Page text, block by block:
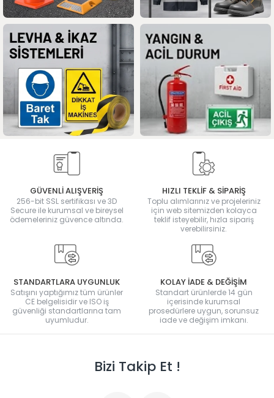
GÜVENLİ ALIŞVERİŞ
256-bit SSL sertifikası ve 3D
Secure ile kurumsal ve bireysel
ödemeleriniz güvence altında.
HIZLI TEKLİF & SİPARİŞ
Toplu alımlarınız ve projeleriniz
için web sitemizden kolayca
teklif isteyebilir, hızla sipariş
verebilirsiniz.
STANDARTLARA UYGUNLUK
Satışını yaptığımız tüm ürünler
CE belgelisidir ve ISO iş
güvenliği standartlarına tam
uyumludur.
KOLAY İADE & DEĞİŞİM
Standart ürünlerde 14 gün
içerisinde kurumsal
prosedürlere uygun, sorunsuz
iade ve değişim imkanı.
Bizi Takip Et !